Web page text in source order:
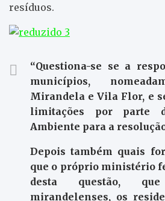
resíduos.
“Questiona-se se a
municípios,
Mirandela e Vila Flor, e
limitações por parte
Ambiente para a
Depois também quais
que o próprio ministério
desta questão,
mirandelenses, os